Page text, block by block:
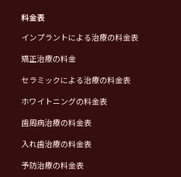
料金表
インプラントによる治療の料金表
矯正治療の料金
セラミックによる治療の料金表
ホワイトニングの料金表
歯周病治療の料金表
入れ歯治療の料金表
予防治療の料金表